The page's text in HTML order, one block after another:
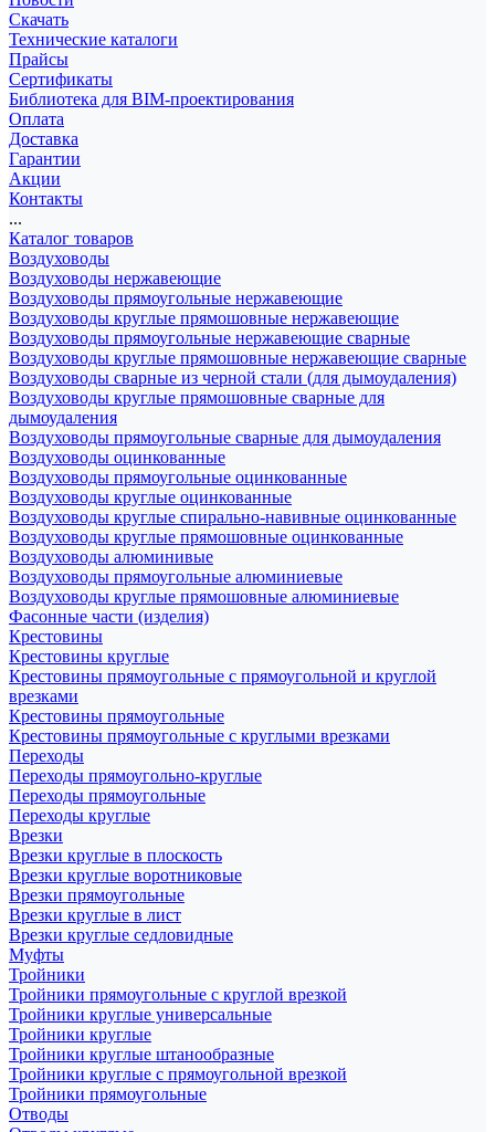
Скачать
Технические каталоги
Прайсы
Сертификаты
Библиотека для BIM-проектирования
Оплата
Доставка
Гарантии
Акции
Контакты
...
Каталог товаров
Воздуховоды
Воздуховоды нержавеющие
Воздуховоды прямоугольные нержавеющие
Воздуховоды круглые прямошовные нержавеющие
Воздуховоды прямоугольные нержавеющие сварные
Воздуховоды круглые прямошовные нержавеющие сварные
Воздуховоды сварные из черной стали (для дымоудаления)
Воздуховоды круглые прямошовные сварные для
дымоудаления
Воздуховоды прямоугольные сварные для дымоудаления
Воздуховоды оцинкованные
Воздуховоды прямоугольные оцинкованные
Воздуховоды круглые оцинкованные
Воздуховоды круглые спирально-навивные оцинкованные
Воздуховоды круглые прямошовные оцинкованные
Воздуховоды алюминивые
Воздуховоды прямоугольные алюминиевые
Воздуховоды круглые прямошовные алюминиевые
Фасонные части (изделия)
Крестовины
Крестовины круглые
Крестовины прямоугольные с прямоугольной и круглой
врезками
Крестовины прямоугольные
Крестовины прямоугольные с круглыми врезками
Переходы
Переходы прямоугольно-круглые
Переходы прямоугольные
Переходы круглые
Врезки
Врезки круглые в плоскость
Врезки круглые воротниковые
Врезки прямоугольные
Врезки круглые в лист
Врезки круглые седловидные
Муфты
Тройники
Тройники прямоугольные с круглой врезкой
Тройники круглые универсальные
Тройники круглые
Тройники круглые штанообразные
Тройники круглые с прямоугольной врезкой
Тройники прямоугольные
Отводы